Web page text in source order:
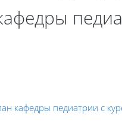
кафедры педиатрии с